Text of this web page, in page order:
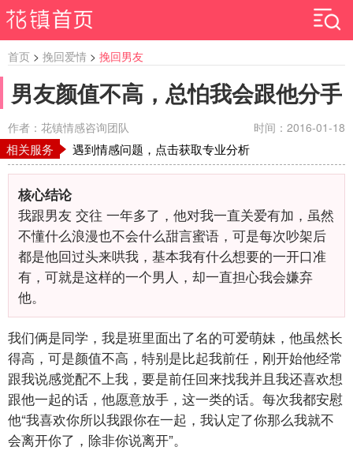
首页 > 挽回爱情 > 挽回男友
男友颜值不高，总怕我会跟他分手
作者：花镇情感咨询团队 时间：2016-01-18
相关服务 遇到情感问题，点击获取专业分析
核心结论
我跟男友 交往 一年多了，他对我一直关爱有加，虽然
不懂什么浪漫也不会什么甜言蜜语，可是每次吵架后
都是他回过头来哄我，基本我有什么想要的一开口准
有，可就是这样的一个男人，却一直担心我会嫌弃
他。
我们俩是同学，我是班里面出了名的可爱萌妹，他虽然长
得高，可是颜值不高，特别是比起我前任，刚开始他经常
跟我说感觉配不上我，要是前任回来找我并且我还喜欢想
跟他一起的话，他愿意放手，这一类的话。每次我都安慰
他“我喜欢你所以我跟你在一起，我认定了你那么我就不
会离开你了，除非你说离开”。